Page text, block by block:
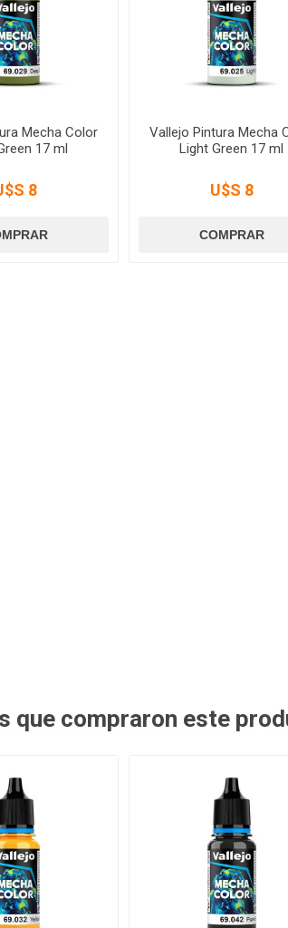
Mecha Color
17 ml
8
Vallejo Pintura Mecha
Light Green 17 ml
U$S 8
que compraron este